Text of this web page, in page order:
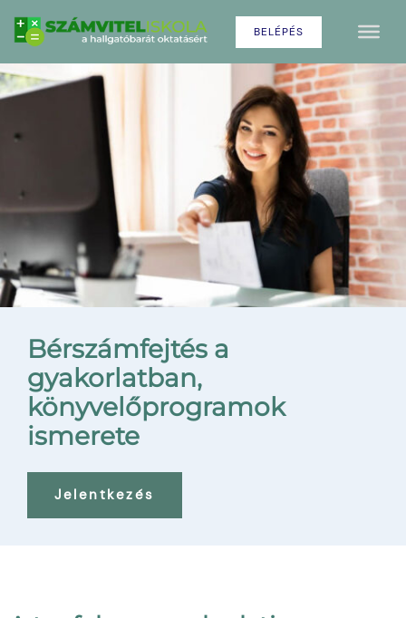
BELÉPÉS
Bérszámfejtés a
gyakorlatban,
könyvelőprogramok
ismerete
Jelentkezés